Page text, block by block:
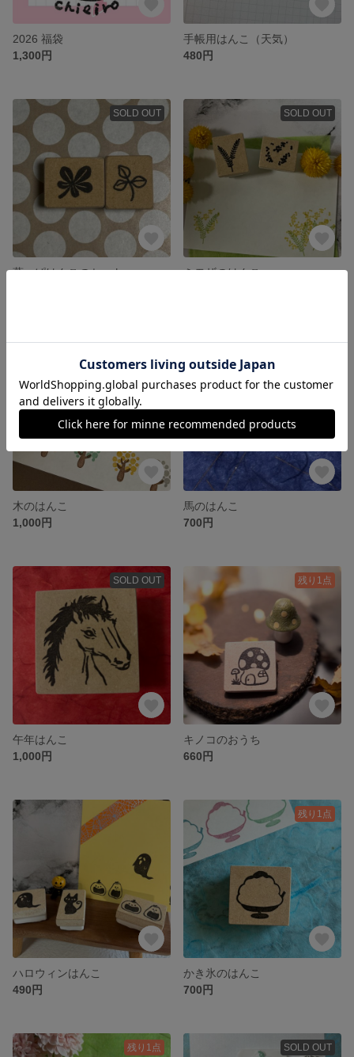
2026 福袋
1,300円
手帳用はんこ（天気）
480円
SOLD OUT
葉っぱはんこのセット
SOLD OUT
ミモザのはんこ
残り1点
木のはんこ
1,000円
残り1点
馬のはんこ
700円
SOLD OUT
午年はんこ
1,000円
残り1点
キノコのおうち
660円
ハロウィンはんこ
490円
残り1点
かき氷のはんこ
700円
残り1点 SOLD OUT